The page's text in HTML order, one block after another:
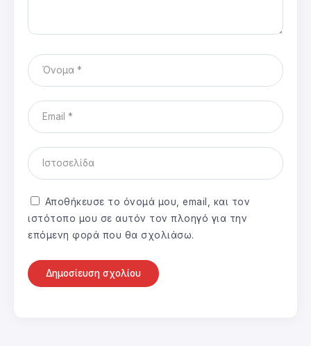
Αποθήκευσε το όνομά μου, email, και τον
ιστότοπο μου σε αυτόν τον πλοηγό για την
επόμενη φορά που θα σχολιάσω.